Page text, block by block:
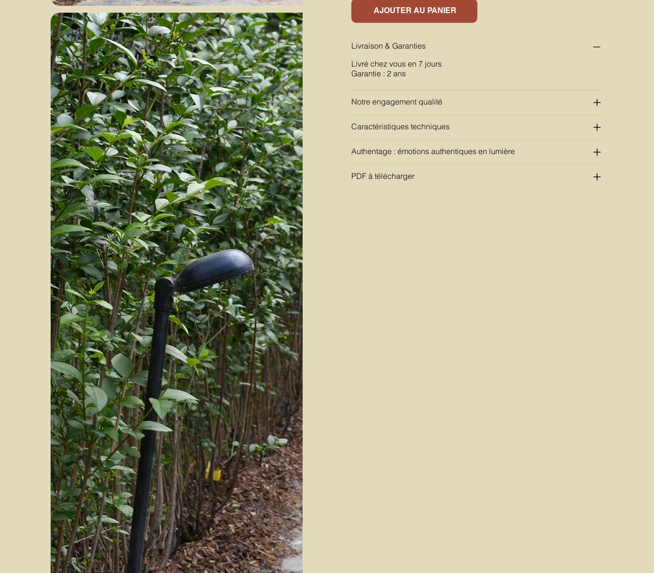
AJOUTER AU PANIER
Livraison & Garanties
Livré chez vous en 7 jours
Garantie : 2 ans
Notre engagement qualité
Caractéristiques techniques
Authentage : émotions authentiques en lumière
PDF à télécharger